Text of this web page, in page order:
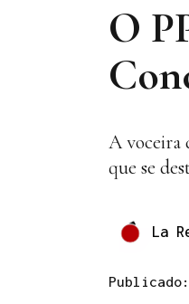
O
A voceira
que se
La
Publicado: